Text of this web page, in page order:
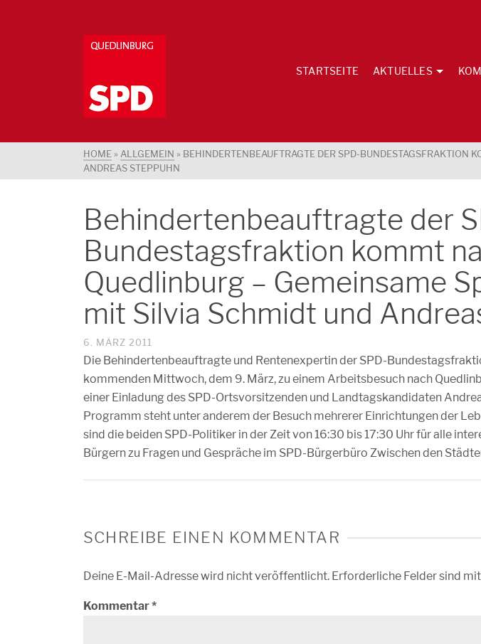
STARTSEITE AKTUELLES
HOME » ALLGEMEIN » BEHINDERTENBEAUFTRAGTE DER SPD-BUNDESTAGSFRAKTION
ANDREAS STEPPUHN
Behindertenbeauftragte der
Bundestagsfraktion kommt
Quedlinburg – Gemeinsame
mit Silvia Schmidt und
6. MÄRZ 2011
Die Behindertenbeauftragte und Rentenexpertin der SPD-
kommenden Mittwoch, dem 9. März, zu einem Arbeitsbesuch nach
einer Einladung des SPD-Ortsvorsitzenden und Landtagskandidaten
Programm steht unter anderem der Besuch mehrerer Einrichtungen der
sind die beiden SPD-Politiker in der Zeit von 16:30 bis 17:30 Uhr für alle
Bürgern zu Fragen und Gespräche im SPD-Bürgerbüro Zwischen den
SCHREIBE EINEN KOMMENTAR
Deine E-Mail-Adresse wird nicht veröffentlicht. Erforderliche Felder sind mit
Kommentar*